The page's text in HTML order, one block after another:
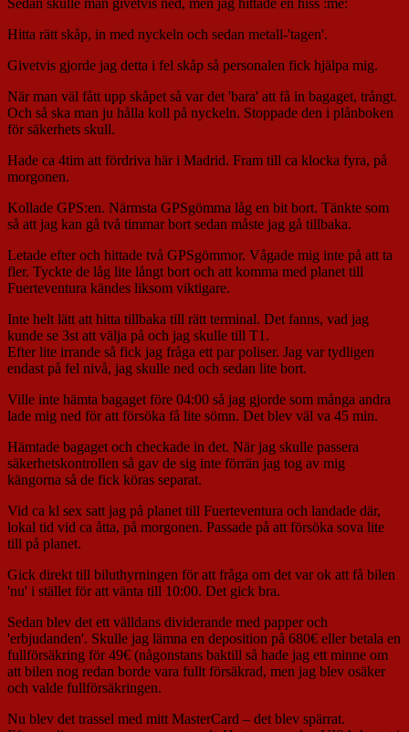
Sedan skulle man givetvis ned, men jag hittade en hiss :me:
Hitta rätt skåp, in med nyckeln och sedan metall-'tagen'.
Givetvis gjorde jag detta i fel skåp så personalen fick hjälpa mig.
När man väl fått upp skåpet så var det 'bara' att få in bagaget, trångt.
Och så ska man ju hålla koll på nyckeln. Stoppade den i plånboken
för säkerhets skull.
Hade ca 4tim att fördriva här i Madrid. Fram till ca klocka fyra, på
morgonen.
Kollade GPS:en. Närmsta GPSgömma låg en bit bort. Tänkte som
så att jag kan gå två timmar bort sedan måste jag gå tillbaka.
Letade efter och hittade två GPSgömmor. Vågade mig inte på att ta
fler. Tyckte de låg lite långt bort och att komma med planet till
Fuerteventura kändes liksom viktigare.
Inte helt lätt att hitta tillbaka till rätt terminal. Det fanns, vad jag
kunde se 3st att välja på och jag skulle till T1.
Efter lite irrande så fick jag fråga ett par poliser. Jag var tydligen
endast på fel nivå, jag skulle ned och sedan lite bort.
Ville inte hämta bagaget före 04:00 så jag gjorde som många andra
lade mig ned för att försöka få lite sömn. Det blev väl va 45 min.
Hämtade bagaget och checkade in det. När jag skulle passera
säkerhetskontrollen så gav de sig inte förrän jag tog av mig
kängorna så de fick köras separat.
Vid ca kl sex satt jag på planet till Fuerteventura och landade där,
lokal tid vid ca åtta, på morgonen. Passade på att försöka sova lite
till på planet.
Gick direkt till biluthyrningen för att fråga om det var ok att få bilen
'nu' i stället för att vänta till 10:00. Det gick bra.
Sedan blev det ett välldans dividerande med papper och
'erbjudanden'. Skulle jag lämna en deposition på 680€ eller betala en
fullförsäkring för 49€ (någonstans baktill så hade jag ett minne om
att bilen nog redan borde vara fullt försäkrad, men jag blev osäker
och valde fullförsäkringen.
Nu blev det trassel med mitt MasterCard – det blev spärrat.